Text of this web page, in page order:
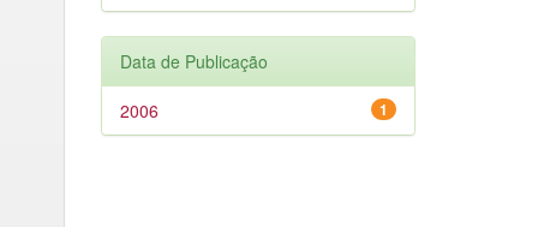
Data de Publicação
1
2006